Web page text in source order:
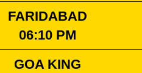
FARIDABAD
06:10 PM
GOA KING